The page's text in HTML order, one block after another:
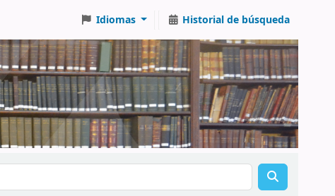
Idiomas Historial de búsqueda